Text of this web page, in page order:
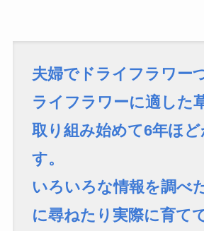
夫婦でドライフラワー
ライフラワーに適した
取り組み始めて6年ほど
す。
いろいろな情報を調べ
に尋ねたり実際に育て